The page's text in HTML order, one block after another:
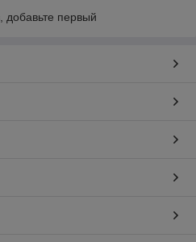
добавьте первый